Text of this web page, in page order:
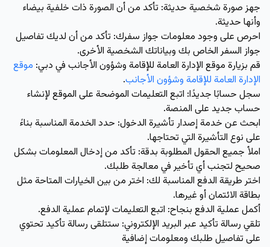
جهز صورة شخصية حديثة: تأكد من أن الصورة ذات خلفية بيضاء
وأنها حديثة.
احرص على وجود معلومات جواز سفرك: تأكد من أن لديك تفاصيل
جواز السفر الخاص بك وبياناتك الشخصية الأخرى.
قم بزيارة موقع الإدارة العامة للإقامة وشؤون الأجانب في دبي: موقع
الإدارة العامة للإقامة وشؤون الأجانب.
سجل حسابًا جديدًا: اتبع التعليمات الموضحة على الموقع لإنشاء
حساب جديد على المنصة.
ابحث عن خدمة إصدار تأشيرة الدخول: حدد الخدمة المناسبة بناءً
على نوع التأشيرة التي تحتاجها.
املأ جميع الحقول المطلوبة بدقة: تأكد من إدخال المعلومات بشكل
صحيح لتجنب أي تأخير في معالجة طلبك.
اختر طريقة الدفع المناسبة لك: اختر من بين الخيارات المتاحة مثل
بطاقة الائتمان أو غيرها.
أكمل عملية الدفع بنجاح: اتبع التعليمات لإتمام عملية الدفع.
تلقي رسالة تأكيد عبر البريد الإلكتروني: ستتلقى رسالة تأكيد تحتوي
على تفاصيل طلبك ومعلومات إضافية